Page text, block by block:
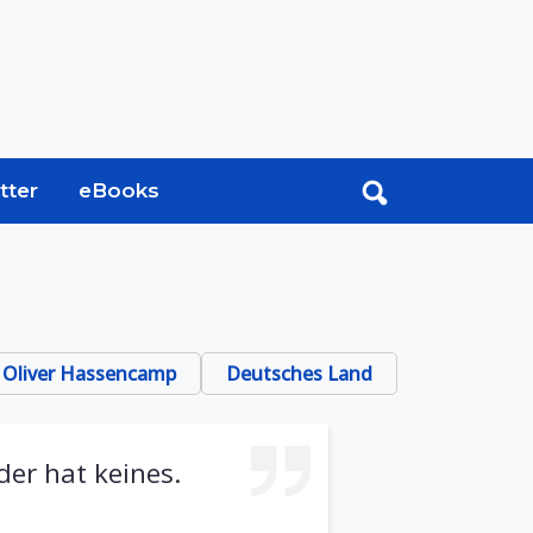
eBooks
Oliver Hassencamp Deutsches Land
hat keines.